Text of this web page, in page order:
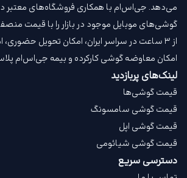
می‌دهد. جی‌اس‌ام با همکاری فروشگاه‌های معتبر
گوشی‌های موبایل موجود در بازار را با قیمت‌
از ۳ ساعت در سراسر ایران، امکان تحویل حضوری،
امکان معاوضه گوشی کارکرده و بیمه جی‌اس‌ام‌
لینک‌های پربازدید
قیمت گوشی‌ها
قیمت گوشی سامسونگ
قیمت گوشی اپل
قیمت گوشی شیائومی
دسترسی سریع